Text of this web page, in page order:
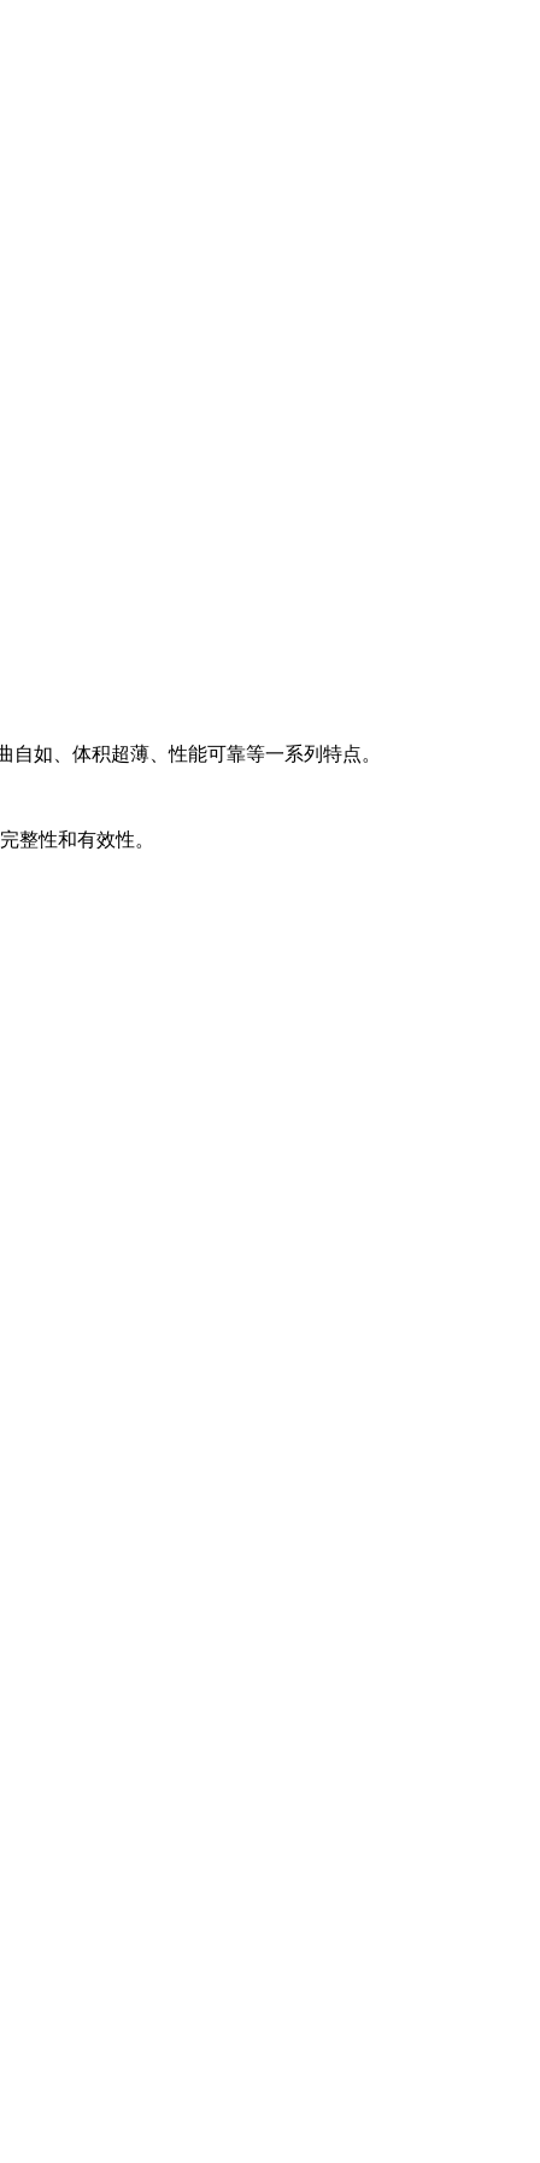
如、体积超薄、性能可靠等一系列特点。
整性和有效性。